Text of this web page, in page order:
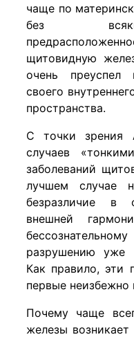
чаще по
без
щитовидную
очень преуспел
своего
пространства.
С точки зрения
случаев
заболеваний
лучшем случае
безразличие в
внешней
разрушению уже
Как правило, эти
первые
Почему чаще
железы